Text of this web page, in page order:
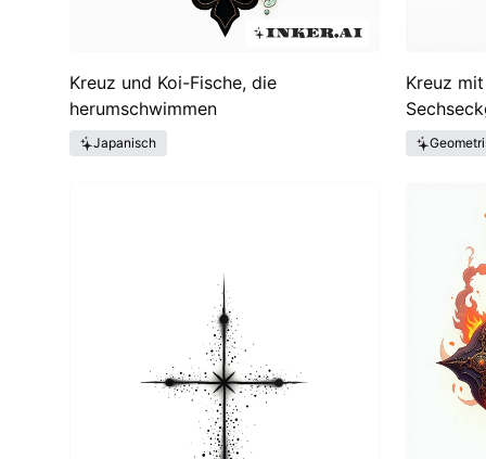
Kreuz und Koi-Fische, die
herumschwimmen
Japanisch
Kreuz